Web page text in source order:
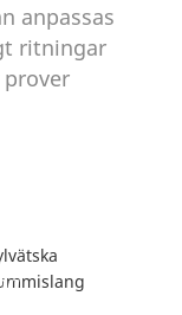
anpassas
ritningar